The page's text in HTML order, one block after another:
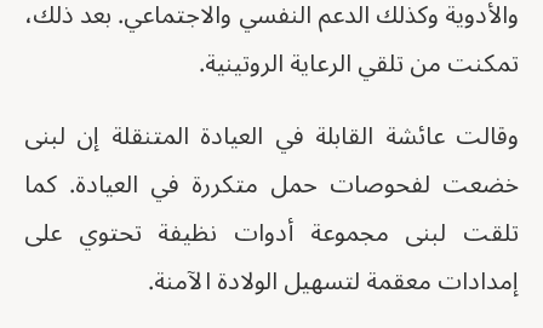
والأدوية وكذلك الدعم النفسي والاجتماعي. بعد ذلك،
تمكنت من تلقي الرعاية الروتينية.
وقالت عائشة القابلة في العيادة المتنقلة إن لبنى
خضعت لفحوصات حمل متكررة في العيادة. كما
تلقت لبنى مجموعة أدوات نظيفة تحتوي على
إمدادات معقمة لتسهيل الولادة الآمنة.